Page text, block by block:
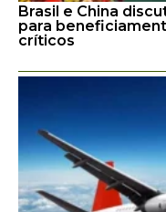
Brasil e China
para
críticos